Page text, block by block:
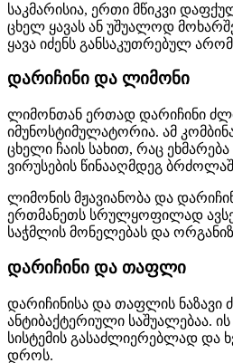
საკმარისია, ერთი მწიკვი
ცხელ ყავას ან უშუალოდ
ყავა იძენს განსაკუთრებულ
დარიჩინი და ლიმონი
ლიმონთან ერთად დარიჩინი
იმუნოსტიმულატორია. ამ
ცხელი ჩაის სახით, რაც
ვირუსების წინააღმდეგ
ლიმონის მჟავიანობა და
ერთმანეთს სრულყოფილად
საჭმლის მონელებას და
დარიჩინი და თაფლი
დარიჩინისა და თაფლის ნაზავი
ანტიბაქტერიული საშუალებაა.
სისტემის გასაძლიერებლად და
დროს.